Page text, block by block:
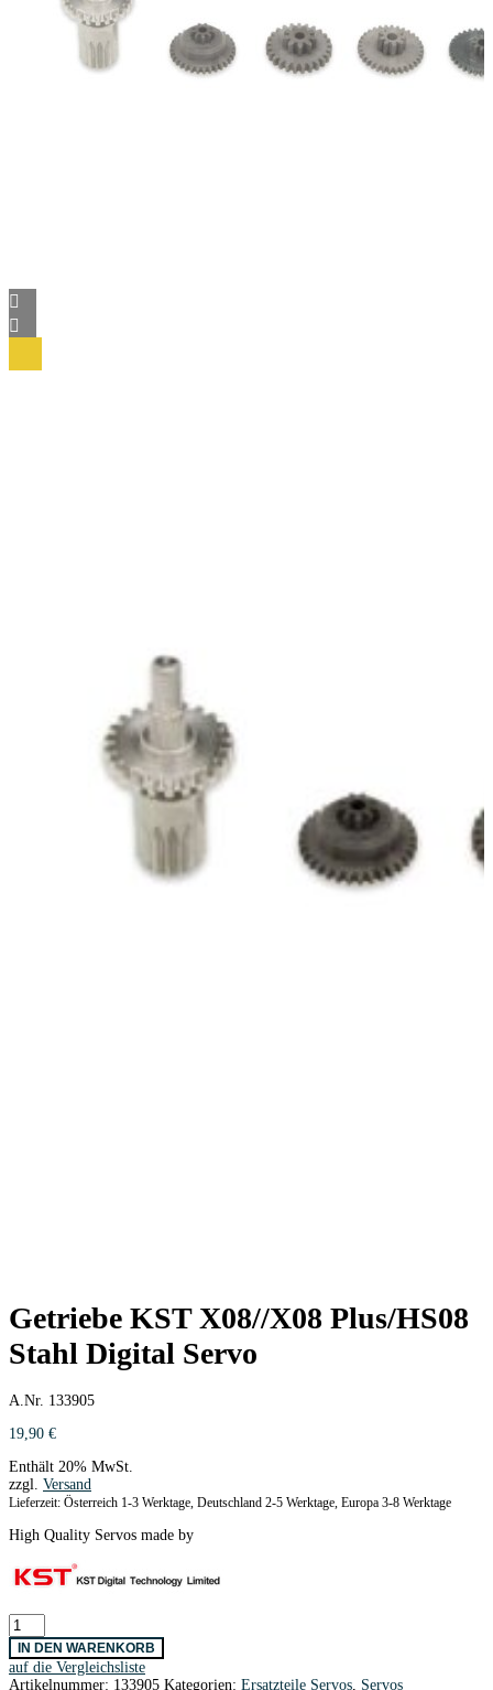
Getriebe KST X08//X08 Plus/HS08
Stahl Digital Servo
A.Nr. 133905
19,90 €
Enthält 20% MwSt.
zzgl. Versand
Lieferzeit: Österreich 1-3 Werktage, Deutschland 2-5 Werktage, Europa 3-8 Werktage
High Quality Servos made by
Getriebe
KST
X08//X08
Plus/HS08
IN DEN WARENKORB
auf die Vergleichsliste
Artikelnummer: 133905 Kategorien: Ersatzteile Servos Servos